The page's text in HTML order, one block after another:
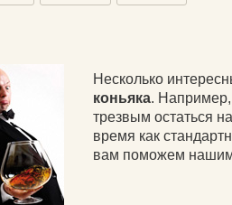
Несколько
коньяка. Например,
трезвым остаться
время как
вам поможем